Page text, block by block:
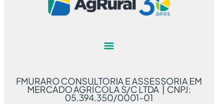
FMURARO CONSULTORIA E ASSESSORIA EM
MERCADO AGRÍCOLA S/C LTDA | CNPJ:
05.394.350/0001-01